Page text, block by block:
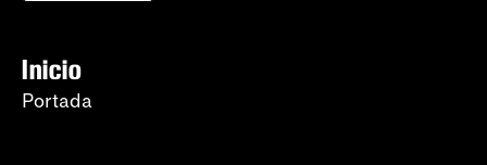
Inicio
Portada